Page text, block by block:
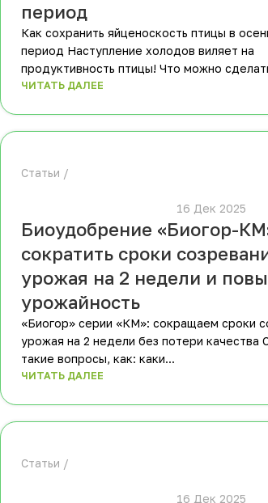
период
Как сохранить яйценоскость птицы в
период Наступление холодов виляет на
продуктивность птицы! Что можно
ЧИТАТЬ ДАЛЕЕ
Статьи
Биоудобрение «Биогор-
сократить сроки
урожая на 2 недели и
урожайность
«Биогор» серии «КМ»: сокращаем сроки
урожая на 2 недели без потери качества
такие вопросы, как: каки...
ЧИТАТЬ ДАЛЕЕ
Статьи